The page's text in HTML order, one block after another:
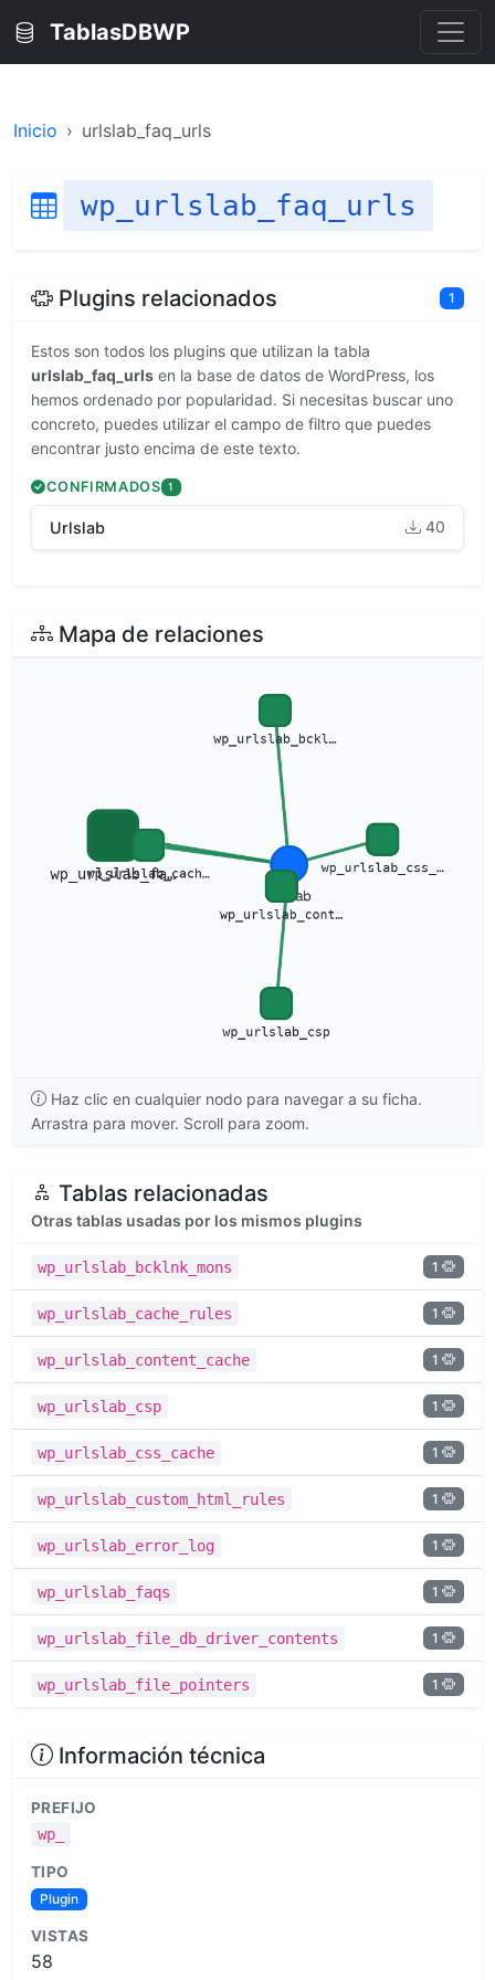
TablasDBWP
Inicio urlslab_faq_urls
wp_urlslab_faq_urls
Plugins relacionados 1
Estos son todos los plugins que utilizan la tabla
urlslab_faq_urls en la base de datos de WordPress, los
hemos ordenado por popularidad. Si necesitas buscar uno
concreto, puedes utilizar el campo de filtro que puedes
encontrar justo encima de este texto.
CONFIRMADOS 1
Urlslab 40
Mapa de relaciones
Haz clic en cualquier nodo para navegar a su ficha.
Arrastra para mover. Scroll para zoom.
Tablas relacionadas
Otras tablas usadas por los mismos plugins
wp_urlslab_bcklnk_mons 1
wp_urlslab_cache_rules 1
wp_urlslab_content_cache 1
wp_urlslab_csp 1
wp_urlslab_css_cache 1
wp_urlslab_custom_html_rules 1
wp_urlslab_error_log 1
wp_urlslab_faqs 1
wp_urlslab_file_db_driver_contents 1
wp_urlslab_file_pointers 1
Información técnica
PREFIJO
wp_
TIPO
Plugin
VISTAS
58